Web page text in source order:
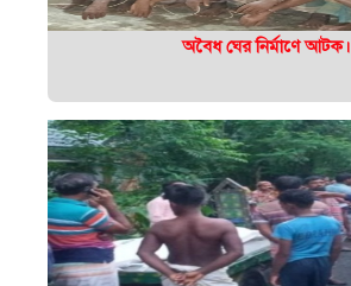
অবৈধ ঘের নির্মাণে আটক।